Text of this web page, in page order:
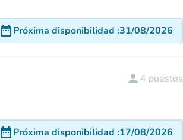
date_rangePróxima disponibilidad :31/08/2026
person 4 puestos
date_rangePróxima disponibilidad :17/08/2026